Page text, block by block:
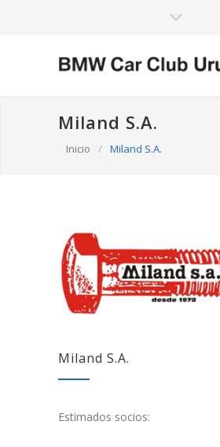
Miland S.A.
Inicio / Miland S.A.
Miland S.A.
Estimados socios: